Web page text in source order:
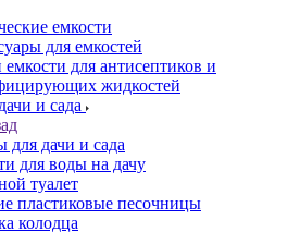
емкости
для емкостей
емкости для антисептиков и
жидкостей
и сада
для дачи и сада
для воды на дачу
туалет
пластиковые песочницы
колодца